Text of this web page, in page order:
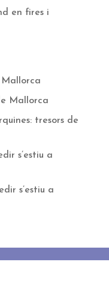
en fires i
Mallorca
Mallorca
tresors de
s’estiu a
s’estiu a